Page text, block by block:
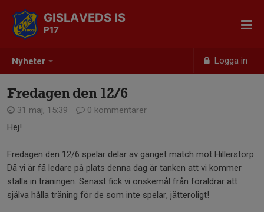
Nyheter Logga in
GISLAVEDS IS
P17
Fredagen den 12/6
31 maj, 15:39
0 kommentarer
Hej!
Fredagen den 12/6 spelar delar av gänget match mot Hillerstorp.
Då vi är få ledare på plats denna dag är tanken att vi kommer
ställa in träningen. Senast fick vi önskemål från föräldrar att
själva hålla träning för de som inte spelar, jätteroligt!